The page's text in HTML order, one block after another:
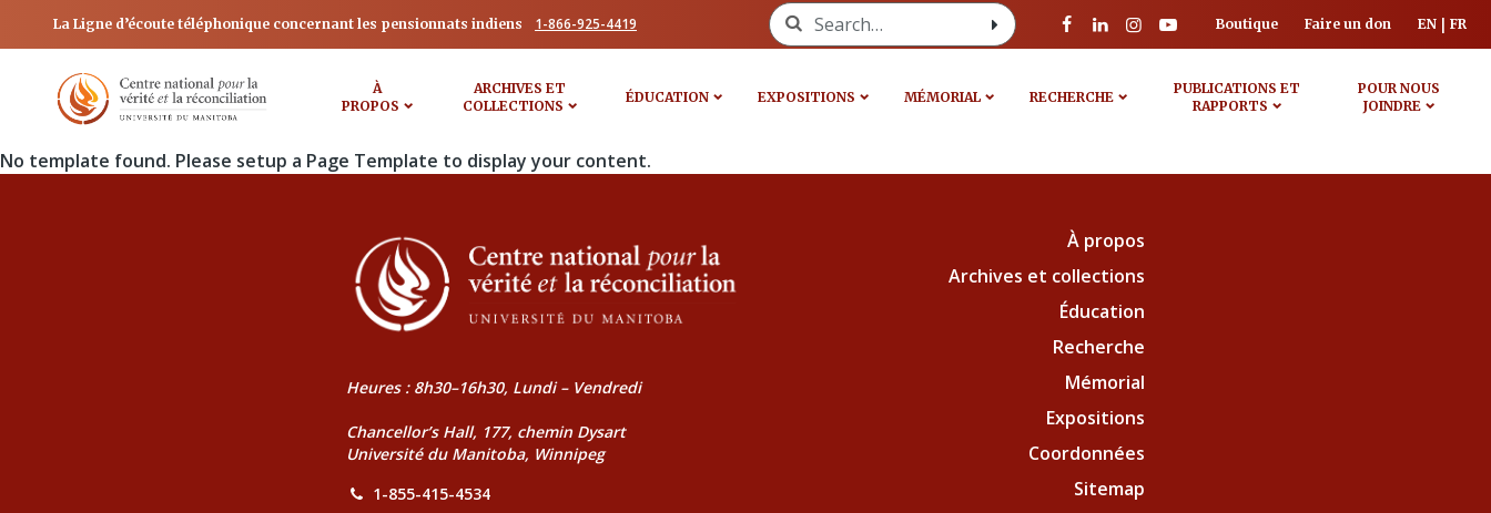
La Ligne d’écoute téléphonique concernant les pensionnats indiens 1-866-925-4419 Search for: Boutique Faire un don EN FR
À
PROPOS
ARCHIVES ET
COLLECTIONS
ÉDUCATION EXPOSITIONS MÉMORIAL RECHERCHE
PUBLICATIONS ET
RAPPORTS
POUR NOUS
JOINDRE
No template found. Please setup a Page Template to display your content.
Heures : 8h30–16h30, Lundi – Vendredi
Chancellor’s Hall, 177, chemin Dysart
Université du Manitoba, Winnipeg
1-855-415-4534
À propos
Archives et collections
Éducation
Recherche
Mémorial
Expositions
Coordonnées
Sitemap